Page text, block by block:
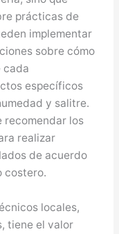
prácticas de
implementar
sobre cómo
cada
específicos
y salitre.
recomendar los
realizar
de acuerdo
costero.
locales,
tiene el valor